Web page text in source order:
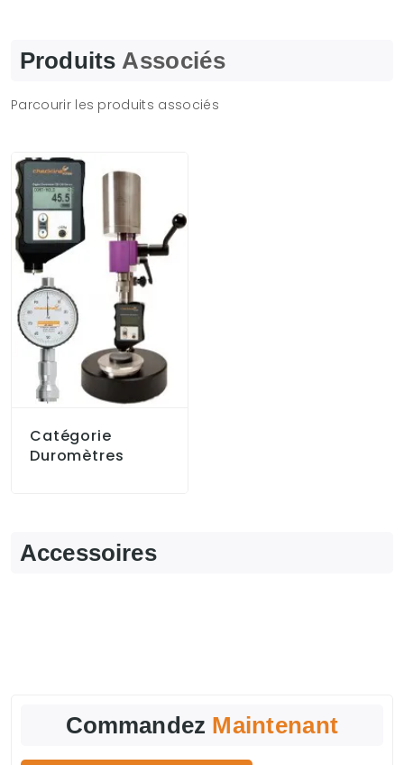
ProduitsAssociés
Parcourir les produits associés
Catégorie
Duromètres
Accessoires
Commandez Maintenant